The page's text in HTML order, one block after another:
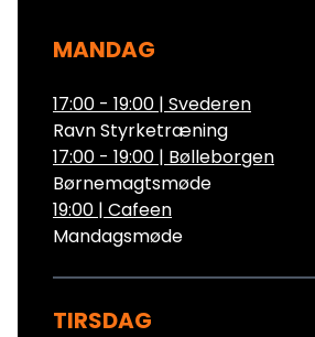
MANDAG
17:00 - 19:00 | Svederen
Ravn Styrketræning
17:00 - 19:00 | Bølleborgen
Børnemagtsmøde
19:00 | Cafeen
Mandagsmøde
TIRSDAG